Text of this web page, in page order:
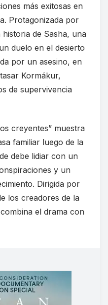
más exitosas en
Protagonizada por
de Sasha, una
duelo en el desierto
por un asesino, en
Kormákur,
de supervivencia
creyentes” muestra
familiar luego de la
debe lidiar con un
y un
Dirigida por
los creadores de la
el drama con